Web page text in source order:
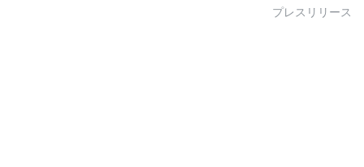
プレスリリース